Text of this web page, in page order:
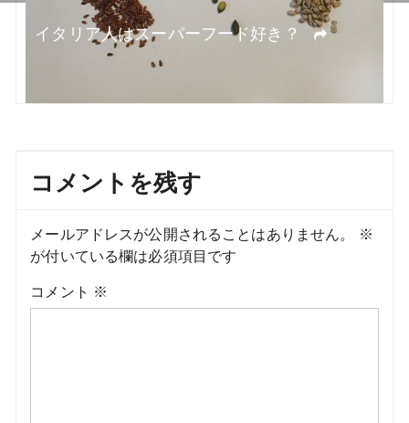
イタリア人はスーパーフード好き？
コメントを残す
メールアドレスが公開されることはありません。
※
が付いている欄は必須項目です
コメント ※